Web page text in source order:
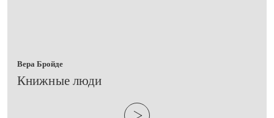
Вера Бройде
​Книжные люди